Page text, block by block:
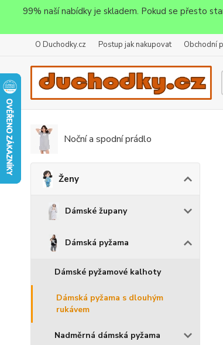
99% naší nabídky je skladem. Pokud se přesto
O Duchodky.cz Postup jak nakupovat Obchodní
Noční a spodní prádlo
Ženy
Dámské župany
Dámská pyžama
Dámské pyžamové kalhoty
Dámská pyžama s dlouhým
rukávem
Nadměrná dámská pyžama